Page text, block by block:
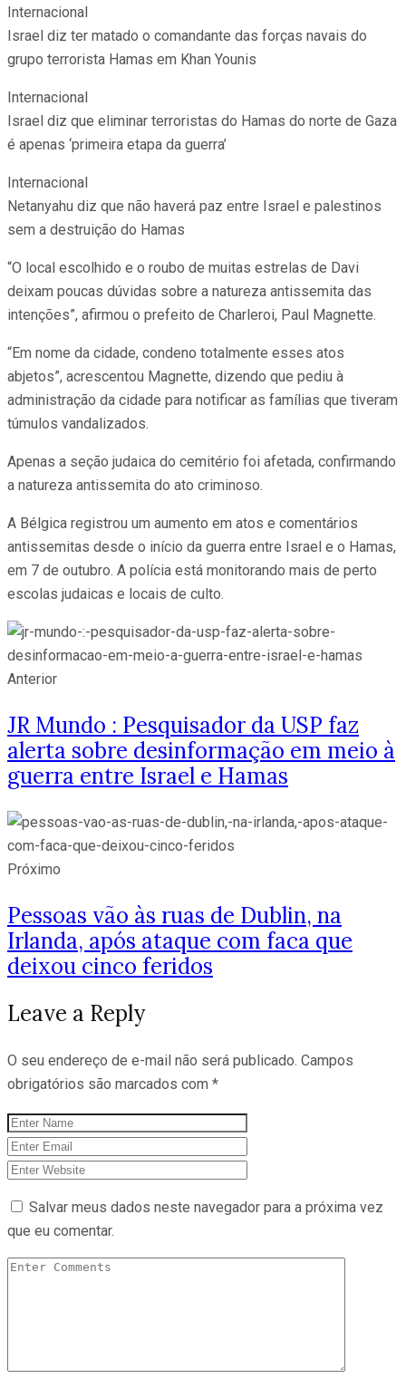
Internacional
Israel diz ter matado o comandante das forças navais do
grupo terrorista Hamas em Khan Younis
Internacional
Israel diz que eliminar terroristas do Hamas do norte de Gaza
é apenas ‘primeira etapa da guerra’
Internacional
Netanyahu diz que não haverá paz entre Israel e palestinos
sem a destruição do Hamas
“O local escolhido e o roubo de muitas estrelas de Davi
deixam poucas dúvidas sobre a natureza antissemita das
intenções”, afirmou o prefeito de Charleroi, Paul Magnette.
“Em nome da cidade, condeno totalmente esses atos
abjetos”, acrescentou Magnette, dizendo que pediu à
administração da cidade para notificar as famílias que tiveram
túmulos vandalizados.
Apenas a seção judaica do cemitério foi afetada, confirmando
a natureza antissemita do ato criminoso.
A Bélgica registrou um aumento em atos e comentários
antissemitas desde o início da guerra entre Israel e o Hamas,
em 7 de outubro. A polícia está monitorando mais de perto
escolas judaicas e locais de culto.
Anterior
JR Mundo : Pesquisador da USP faz
alerta sobre desinformação em meio à
guerra entre Israel e Hamas
Próximo
Pessoas vão às ruas de Dublin, na
Irlanda, após ataque com faca que
deixou cinco feridos
Leave a Reply
O seu endereço de e-mail não será publicado. Campos
obrigatórios são marcados com *
Salvar meus dados neste navegador para a próxima vez
que eu comentar.